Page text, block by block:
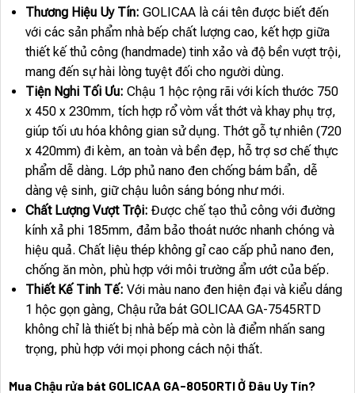
Thương Hiệu Uy Tín: GOLICAA là cái tên được biết đến
với các sản phẩm nhà bếp chất lượng cao, kết hợp giữa
thiết kế thủ công (handmade) tinh xảo và độ bền vượt trội,
mang đến sự hài lòng tuyệt đối cho người dùng.
Tiện Nghi Tối Ưu: Chậu 1 hộc rộng rãi với kích thước 750
x 450 x 230mm, tích hợp rổ vòm vắt thớt và khay phụ trợ,
giúp tối ưu hóa không gian sử dụng. Thớt gỗ tự nhiên (720
x 420mm) đi kèm, an toàn và bền đẹp, hỗ trợ sơ chế thực
phẩm dễ dàng. Lớp phủ nano đen chống bám bẩn, dễ
dàng vệ sinh, giữ chậu luôn sáng bóng như mới.
Chất Lượng Vượt Trội: Được chế tạo thủ công với đường
kính xả phi 185mm, đảm bảo thoát nước nhanh chóng và
hiệu quả. Chất liệu thép không gỉ cao cấp phủ nano đen,
chống ăn mòn, phù hợp với môi trường ẩm ướt của bếp.
Thiết Kế Tinh Tế: Với màu nano đen hiện đại và kiểu dáng
1 hộc gọn gàng, Chậu rửa bát GOLICAA GA-7545RTD
không chỉ là thiết bị nhà bếp mà còn là điểm nhấn sang
trọng, phù hợp với mọi phong cách nội thất.
Mua Chậu rửa bát GOLICAA GA-8050RTI Ở Đâu Uy Tín?